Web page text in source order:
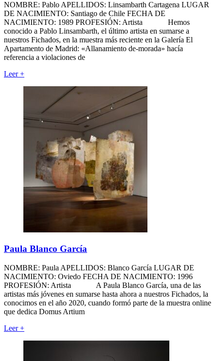
NOMBRE: Pablo APELLIDOS: Linsambarth Cartagena LUGAR
DE NACIMIENTO: Santiago de Chile FECHA DE
NACIMIENTO: 1989 PROFESIÓN: Artista Hemos
conocido a Pablo Linsambarth, el último artista en sumarse a
nuestros Fichados, en la muestra más reciente en la Galería El
Apartamento de Madrid: «Allanamiento de-morada» hacía
referencia a violaciones de
Leer+
Paula Blanco García
NOMBRE: Paula APELLIDOS: Blanco García LUGAR DE
NACIMIENTO: Oviedo FECHA DE NACIMIENTO: 1996
PROFESIÓN: Artista A Paula Blanco García, una de las
artistas más jóvenes en sumarse hasta ahora a nuestros Fichados, la
conocimos en el año 2020, cuando formó parte de la muestra online
que dedica Domus Artium
Leer+